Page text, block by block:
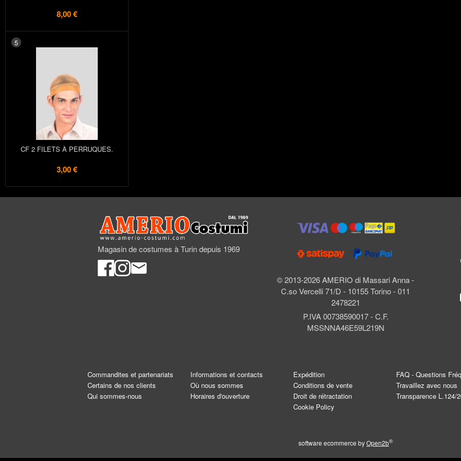
8,00 €
5
CF 2 FILETS À PERRUQUES.
3,00 €
Magasin de costumes à Turin depuis 1969
© 2013-2026 AMERIO di Massari Anna -
C.so Vercelli 71/D - 10155 Torino - 011
2478221
P.IVA 00738590017 - C.F.
MSSNNA46E59L219N
Commandites et partenariats
Certains de nos clients
Qui sommes-nous
Informations et contacts
Où nous sommes
Horaires d'ouverture
Expédition
Conditions de vente
Droit de rétractation
Cookie Policy
FAQ - Questions
Travaillez avec nous
Transparence L.124/
software ecommerce byOpen2b®